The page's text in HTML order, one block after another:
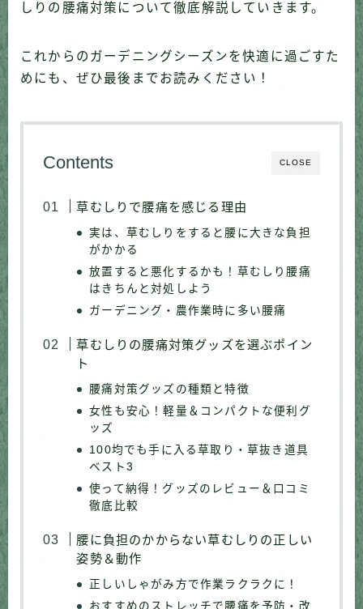
しりの腰痛対策について徹底解説していきます。
これからのガーデニングシーズンを快適に過ごすた
めにも、ぜひ最後までお読みください！
CLOSE
Contents
草むしりで腰痛を感じる理由
実は、草むしりをすると腰に大きな負担
がかかる
放置すると悪化するかも！草むしり腰痛
はきちんと対処しよう
ガーデニング・農作業時に多い腰痛
草むしりの腰痛対策グッズを選ぶポイン
ト
腰痛対策グッズの種類と特徴
女性も安心！軽量＆コンパクトな便利グ
ッズ
100均でも手に入る草取り・草抜き道具
ベスト3
使って納得！グッズのレビュー＆口コミ
徹底比較
腰に負担のかからない草むしりの正しい
姿勢＆動作
正しいしゃがみ方で作業ラクラクに！
おすすめのストレッチで腰痛を予防・改